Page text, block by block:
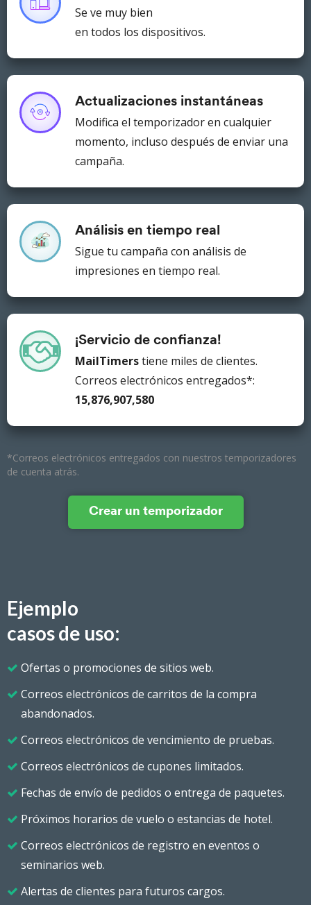
Se ve muy bien
en todos los dispositivos.
Actualizaciones instantáneas
Modifica el temporizador en cualquier
momento, incluso después de enviar una
campaña.
Análisis en tiempo real
Sigue tu campaña con análisis de
impresiones en tiempo real.
¡Servicio de confianza!
MailTimerstiene miles de clientes.
Correos electrónicos entregados*:
15,876,907,669
*Correos electrónicos entregados con nuestros temporizadores
de cuenta atrás.
Crear un temporizador
Ejemplo
casos de uso:
Ofertas o promociones de sitios web.
Correos electrónicos de carritos de la compra
abandonados.
Correos electrónicos de vencimiento de pruebas.
Correos electrónicos de cupones limitados.
Fechas de envío de pedidos o entrega de paquetes.
Próximos horarios de vuelo o estancias de hotel.
Correos electrónicos de registro en eventos o
seminarios web.
Alertas de clientes para futuros cargos.